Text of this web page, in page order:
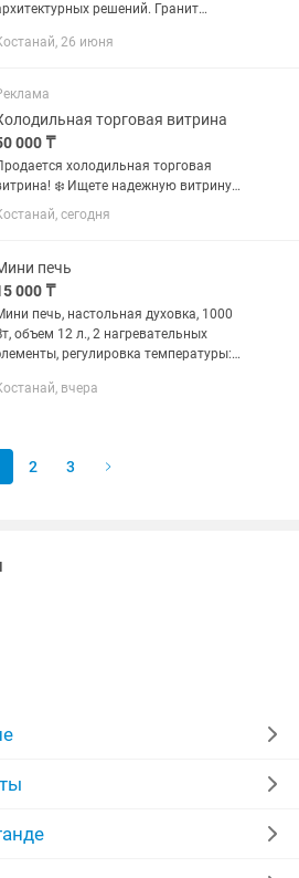
решений. Гранит
зданий — ступеней, крылец и
(кухни, ванные...
26 июня
торговая витрина
000 ₸
холодильная торговая
❄️ Ищете надежную витрину
магазина, кафе или отдела с
продуктами? Тогда это отличный
✅ Хорошо охлаждает и...
сегодня
печь
000 ₸
печь, настольная духовка, 1000
объем 12 л., 2 нагревательных
регулировка температуры:
окончании приготовления, световой
вчера
2 3